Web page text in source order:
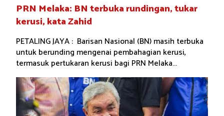
PRN Melaka: BN terbuka rundingan, tukar
kerusi, kata Zahid
PETALING JAYA : Barisan Nasional (BN) masih terbuka
untuk berunding mengenai pembahagian kerusi,
termasuk pertukaran kerusi bagi PRN Melaka...